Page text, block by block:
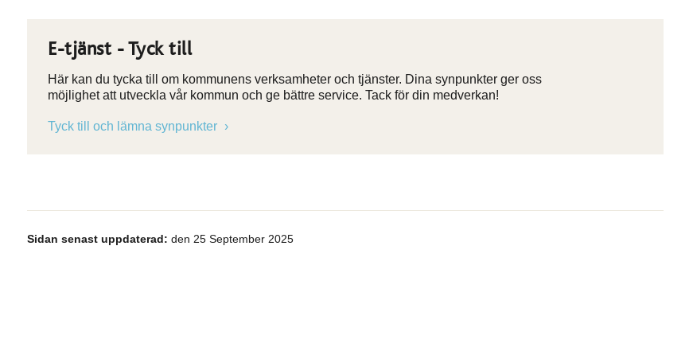
E-tjänst - Tyck till
Här kan du tycka till om kommunens verksamheter och tjänster. Dina synpunkter ger oss
möjlighet att utveckla vår kommun och ge bättre service. Tack för din medverkan!
Tyck till och lämna synpunkter
Sidan senast uppdaterad: den 25 September 2025